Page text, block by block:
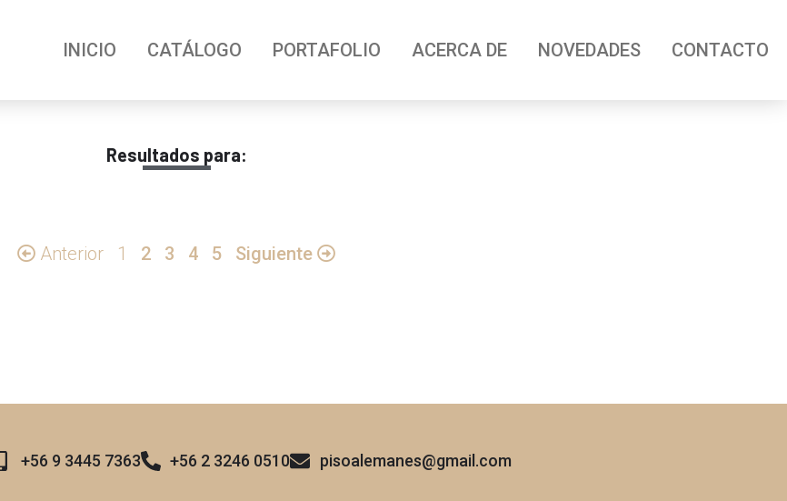
INICIO CATÁLOGO PORTAFOLIO ACERCA DE NOVEDADES CONTACTO
Resultados para:
Anterior 1 2 3 4 5 Siguiente
+56 9 3445 7363 +56 2 3246 0510 pisoalemanes@gmail.com